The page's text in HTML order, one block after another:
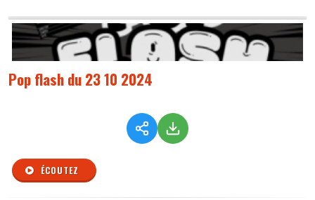
Pop flash du 23 10 2024
ÉCOUTEZ